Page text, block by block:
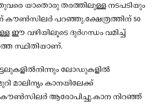
യാതൊരു തരത്തിലുള്ള നടപടിയും
കൗൺസിലർ പറഞ്ഞു.ക്ഷേത്രത്തിന് 50
ഈ വഴിയിലൂടെ ദുർഗന്ധം വമിച്ച്
സ്ഥിതിയാണ്.
ലോഡുകളിൽ
മാലിന്യം കാനയിലേക്ക്
ആരോപിച്ചു.കാന നിറഞ്ഞ്